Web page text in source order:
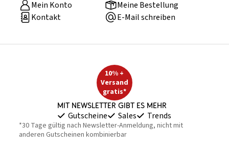
Mein Konto
Meine Bestellung
Kontakt
E-Mail schreiben
10% +
Versand
gratis*
Mit Newsletter gibt es mehr
Gutscheine Sales Trends
*30 Tage gültig nach Newsletter-Anmeldung, nicht mit
anderen Gutscheinen kombinierbar